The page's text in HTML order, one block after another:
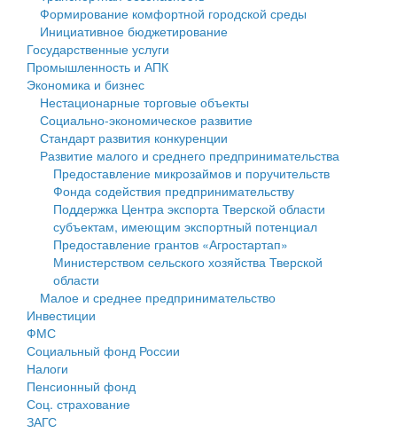
Государственные услуги
Промышленность и АПК
Экономика и бизнес
Символика
Устав
Гостям округа
Туризм
Культура
Образование
Здравоохранение
Социальная защита
Фотоальбом
муниципального округа Тверской области
Администрация Кашинского муниципального округа
Тверской области
Управление сельскими территориями
Открытые данные
Работа с обращениями граждан
Муниципальный контроль
Муниципальные услуги
Проекты административных регламентов
Антимонопольный комплаенс
Противодействие коррупции
Финансовое управление
Бюджет для граждан
Имущество
Выявление правообладателей ранее учтенных
объектов недвижимости
Имущественная поддержка субъектов малого и
среднего предпринимательства
Информационная поддержка субъектов малого и
среднего предпринимательства
Муниципальные программы
Контрольно-счетная палата
Персональные данные
Формирование комфортной городской среды
Инициативное бюджетирование
Государственные услуги
Промышленность и АПК
Экономика и бизнес
Нестационарные торговые объекты
Социально-экономическое развитие
Стандарт развития конкуренции
Развитие малого и среднего предпринимательства
Предоставление микрозаймов и поручительств
Фонда содействия предпринимательству
Поддержка Центра экспорта Тверской области
субъектам, имеющим экспортный потенциал
Предоставление грантов «Агростартап»
Министерством сельского хозяйства Тверской
области
Малое и среднее предпринимательство
Инвестиции
ФМС
Социальный фонд России
Налоги
Пенсионный фонд
Соц. страхование
ЗАГС